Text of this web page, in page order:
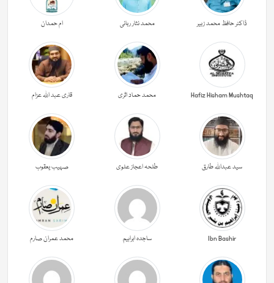
ڈاکٹر حافظ محمد زبیر محمد نثار ربانی ام حمدان
Hafiz Hisham Mushtaq محمد حماد اثری قاری عبد اللہ عزام
سید عبداللہ طارق طلحہ اعجاز علوی صہیب یعقوب
Ibn Bashir ساجدہ ابراہیم محمد عمران صارم